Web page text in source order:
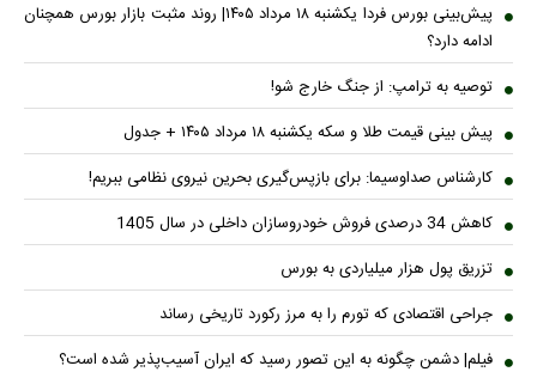
پیش‌بینی بورس فردا یکشنبه ۱۸ مرداد ۱۴۰۵| روند مثبت بازار بورس همچنان
ادامه دارد؟
توصیه به ترامپ: از جنگ خارج شو!
پیش بینی قیمت طلا و سکه یکشنبه ۱۸ مرداد ۱۴۰۵ + جدول
کارشناس صداوسیما: برای بازپس‌گیری بحرین نیروی نظامی ببریم!
کاهش 34 درصدی فروش خودروسازان داخلی در سال 1405
تزریق پول هزار میلیاردی به بورس
جراحی اقتصادی که تورم را به مرز رکورد تاریخی رساند
فیلم| دشمن چگونه به این تصور رسید که ایران آسیب‌پذیر شده است؟